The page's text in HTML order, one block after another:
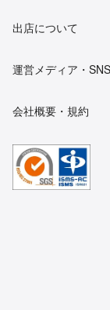
出店について
運営メディア・SNS
会社概要・規約